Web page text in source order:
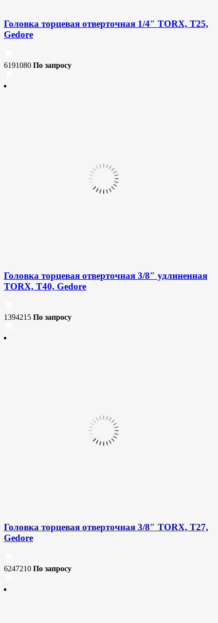
Головка торцевая отверточная 1/4″ TORX, T25,
Gedore
6191080 По запросу
Головка торцевая отверточная 3/8″ удлиненная
TORX, T40, Gedore
1394215 По запросу
Головка торцевая отверточная 3/8″ TORX, T27,
Gedore
6247210 По запросу